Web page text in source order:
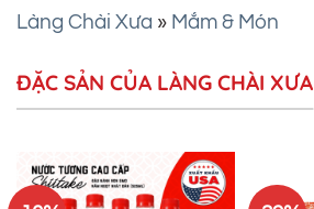
Làng Chài Xưa » Mắm & Món
ĐẶC SẢN CỦA LÀNG CHÀI XƯA